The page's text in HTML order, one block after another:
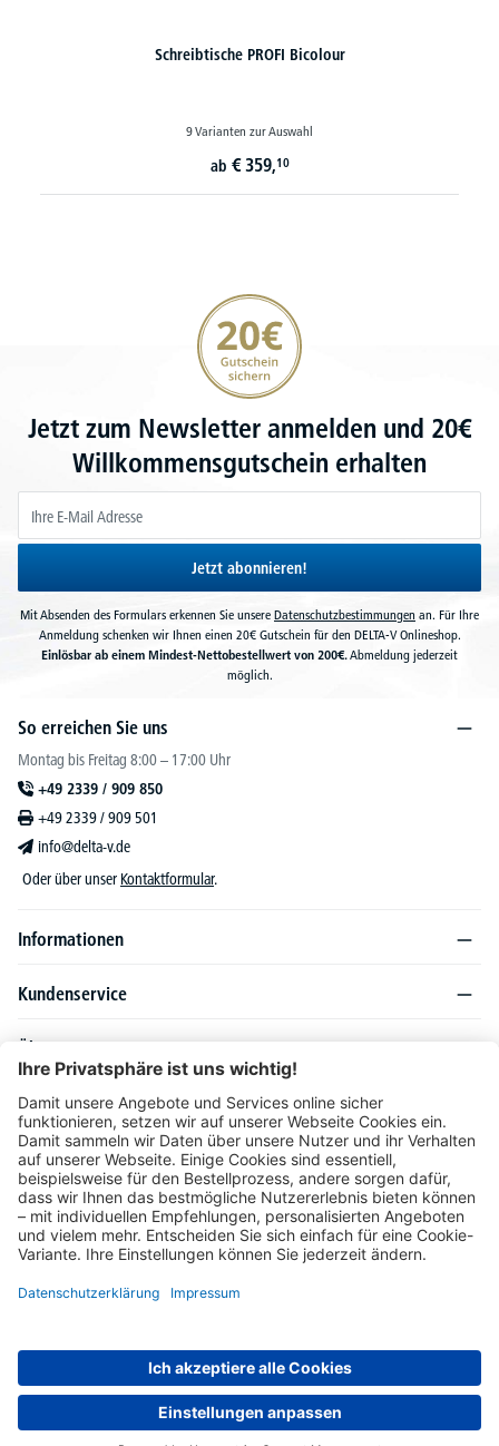
Schreibtische PROFI Bicolour
9 Varianten zur Auswahl
ab € 359,10
20€ Gutschein sichern
Jetzt zum Newsletter anmelden und 20€
Willkommensgutschein erhalten
Jetzt abonnieren!
Mit Absenden des Formulars erkennen Sie unsere Datenschutzbestimmungen an. Für Ihre
Anmeldung schenken wir Ihnen einen 20€ Gutschein für den DELTA-V Onlineshop.
Einlösbar ab einem Mindest-Nettobestellwert von 200€.Abmeldung jederzeit
möglich.
So erreichen Sie uns
Montag bis Freitag 8:00 – 17:00 Uhr
+49 2339 / 909 850
+49 2339 / 909 501
info@delta-v.de
Oder über unser Kontaktformular.
Informationen
Kundenservice
Über DELTA-V
Produktsortiment
Ratgeber
Folgen Sie uns auch auf
Unser Angebot richtet sich ausschließlich an Industrie, Handel, Gewerbe und
europäische Ausland gelten Sonderkonditionen, die auf Anfrage mitgeteilt werden.
* Alle Preise verstehen sich zzgl. gesetzlicher MwSt.